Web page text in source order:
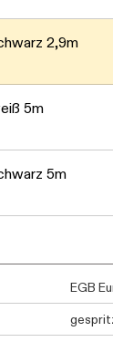
2,9m
5m
5m
EGB